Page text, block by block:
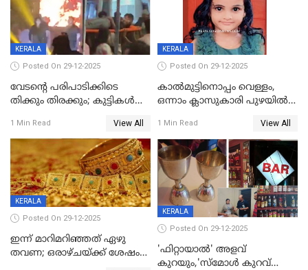
KERALA
Posted On 29-12-2025
വേടന്റെ പരിപാടിക്കിടെ
തിക്കും തിരക്കും; കുട്ടികള്‍
പരിക്ക്; പാളം മറികടന്ന
യുവാവ് ട്രെയിന്‍ തട്ടി മരിച്ചു
1 Min Read View All
KERALA
Posted On 29-12-2025
കാൽമുട്ടിനൊപ്പം വെള്ളം,
ഒന്നാം ക്ലാസുകാരി പുഴയിൽ
കുട്ടികൾക്കൊപ്പം
കളിക്കുന്നതിനിടെ
1 Min Read View All
KERALA
Posted On 29-12-2025
ഇന്ന് മാറിമറിഞ്ഞത് ഏഴു
തവണ; ഒരാഴ്ചയ്ക്ക് ശേഷം
KERALA
Posted On 29-12-2025
'ഫിറ്റായാൽ' അളവ്
കുറയും,'സ്‌മോൾ കുറവ്